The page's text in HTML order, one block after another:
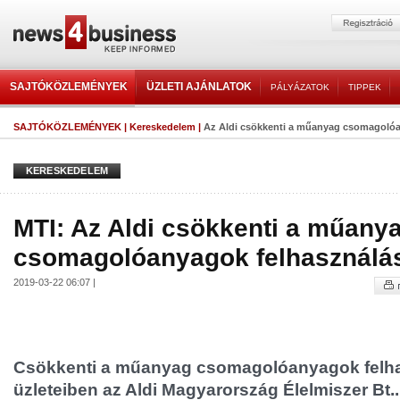
SAJTÓKÖZLEMÉNYEK ÜZLETI AJÁNLATOK PÁLYÁZATOK TIPPEK
SAJTÓKÖZLEMÉNYEK | Kereskedelem | Az Aldi csökkenti a műanyag
KERESKEDELEM
MTI: Az Aldi csökkenti a
csomagolóanyagok
2019-03-22 06:07 |
Csökkenti a műanyag csomagolóanyagok
üzleteiben az Aldi Magyarország Élelmiszer Bt..